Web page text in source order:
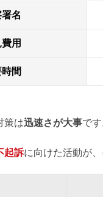
名
用
間
策は迅速さが大事です
起訴に向けた活動が